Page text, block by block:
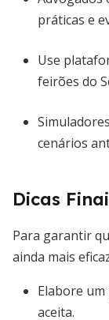
práticas e
Use
feirões do
cenários
Dicas
Para garantir
ainda mais
Elabore
aceita.